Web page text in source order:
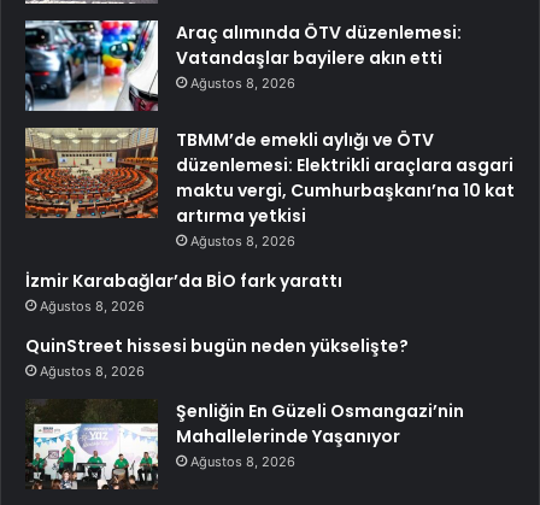
Araç alımında ÖTV düzenlemesi:
Vatandaşlar bayilere akın etti
Ağustos 8, 2026
TBMM’de emekli aylığı ve ÖTV
düzenlemesi: Elektrikli araçlara asgari
maktu vergi, Cumhurbaşkanı’na 10 kat
artırma yetkisi
Ağustos 8, 2026
İzmir Karabağlar’da BİO fark yarattı
Ağustos 8, 2026
QuinStreet hissesi bugün neden yükselişte?
Ağustos 8, 2026
Şenliğin En Güzeli Osmangazi’nin
Mahallelerinde Yaşanıyor
Ağustos 8, 2026